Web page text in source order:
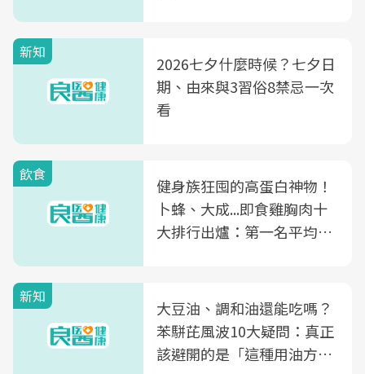
新知
2026七夕什麼時候？七夕日
期、由來與3習俗8禁忌一次
看
飲食
健身族狂囤的高蛋白神物！
卜蜂、大成...即食雞胸肉十
大排行出爐：第一名平均一
新知
大豆油、調和油還能吃嗎？
苯駢芘風波10大疑問：真正
該避開的是「這種用油方